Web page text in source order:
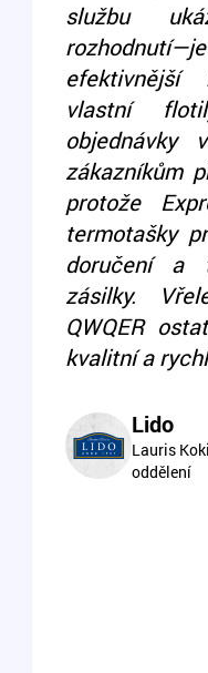
službu
efektivnější
vlastní
objednávky
zákazníkům
protože
termotašky
doručení a
zásilky.
QWQER
kvalitní a
Lido
Lauris
oddělení